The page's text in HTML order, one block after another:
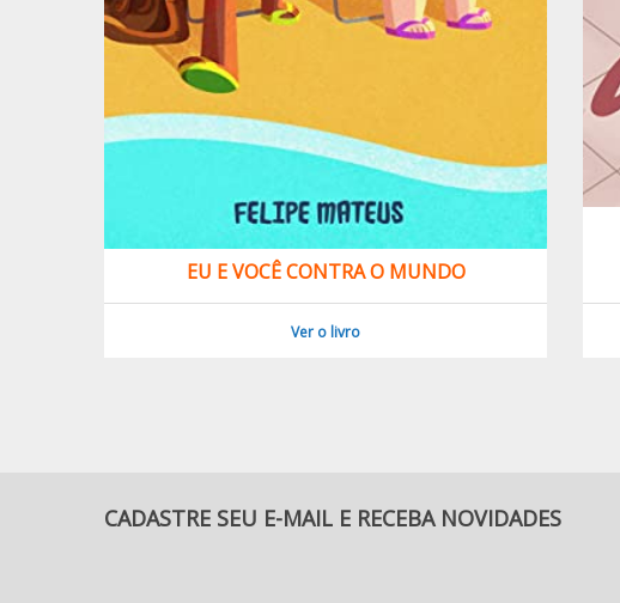
EU E VOCÊ CONTRA O MUNDO
Ver o livro
CADASTRE SEU E-MAIL E RECEBA NOVIDADES